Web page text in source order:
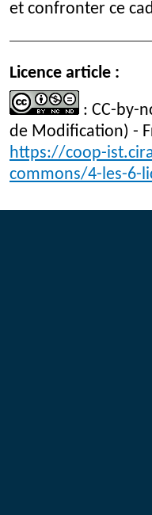
et confronter ce
Licence article :
: CC-by-
de Modification) -
https://coop-
commons/4-les-6-